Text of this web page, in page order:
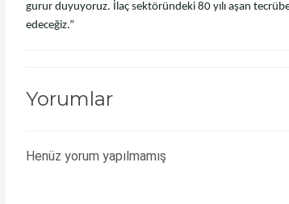
gurur duyuyoruz. İlaç sektöründeki 80 yılı aşan
edeceğiz.”
Yorumlar
Henüz yorum yapılmamış